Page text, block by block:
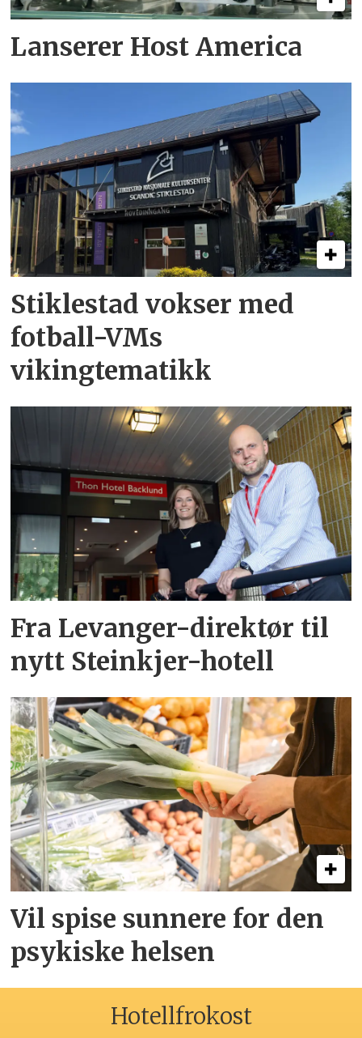
Lanserer Host America
Stiklestad vokser med
fotball-VMs
vikingtematikk
Fra Levanger-direktør til
nytt Steinkjer-hotell
Vil spise sunnere for den
psykiske helsen
Hotellfrokost